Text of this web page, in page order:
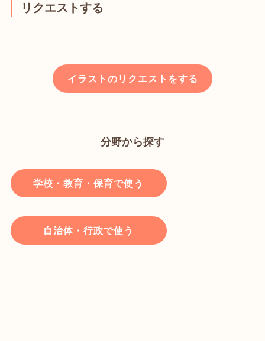
リクエストする
イラストのリクエストをする
分野から探す
学校・教育・保育で使う
自治体・行政で使う